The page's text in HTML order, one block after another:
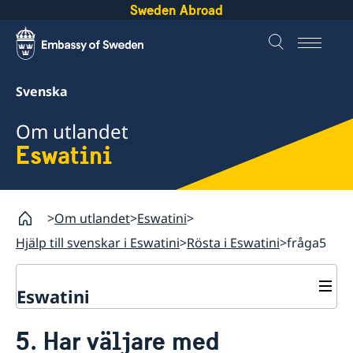
Sweden Abroad
Svenska
Om utlandet
Eswatini
Om utlandet Eswatini
Hjälp till svenskar i Eswatini Rösta i Eswatini fråga5
Eswatini
Hjälp till svenskar i Eswatini
5. Har väljare med